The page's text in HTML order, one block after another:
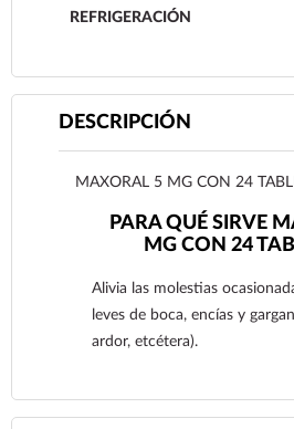
REFRIGERACIÓN
DESCRIPCIÓN
MAXORAL 5 MG CON 24
PARA QUÉ SIRVE
MG CON 24
Alivia las molestias
leves de boca, encías y
ardor, etcétera).